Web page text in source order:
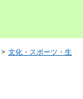
> 文化・スポーツ・生